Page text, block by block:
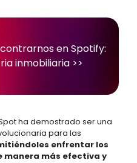
en Spotify:
inmobiliaria >>
ha demostrado ser una
para las
enfrentar los
manera más efectiva y